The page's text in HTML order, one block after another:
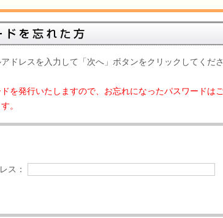
ドレスを入力して「次へ」ボタンをクリックしてくだ
を発行いたしますので、お忘れになったパスワードは
。
ス：